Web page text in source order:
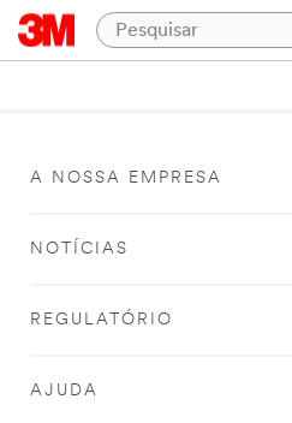
A NOSSA EMPRESA
NOTÍCIAS
REGULATÓRIO
AJUDA